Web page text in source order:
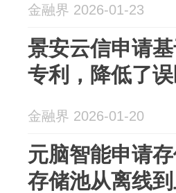
金融界 2026-01-23
景安云信申请
专利，降低了
金融界 2026-01-20
元脑智能申请
存储池从离线